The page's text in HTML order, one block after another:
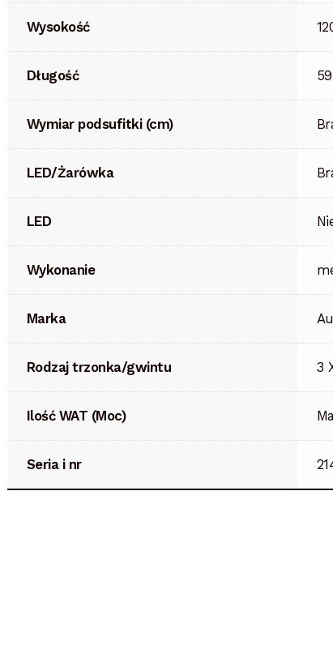
Wysokość
Długość 59
Wymiar podsufitki (cm)
LED/Żarówka
LED
Wykonanie
Marka
Rodzaj trzonka/gwintu 3
Ilość WAT (Moc)
Seria i nr